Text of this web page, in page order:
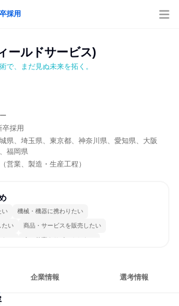
採用
ールドサービス)
で、まだ見ぬ未来を拓く。
採用
県、埼玉県、東京都、神奈川県、愛知県、大阪
福岡県
営業、製造・生産工程）
い 機械・機器に携わりたい
たい 商品・サービスを販売したい
い 人の仕事をサポートしたい
企業情報 選考情報